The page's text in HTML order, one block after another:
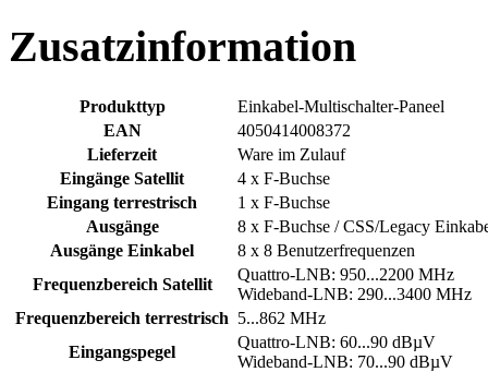
Zusatzinformation
Produkttyp
Einkabel-Multischalter-Paneel
EAN
4050414008372
Lieferzeit
Ware im Zulauf
Eingänge Satellit
4 x F-Buchse
Eingang terrestrisch
1 x F-Buchse
Ausgänge
8 x F-Buchse / CSS/Legacy
Ausgänge Einkabel
8 x 8 Benutzerfrequenzen
Frequenzbereich Satellit
Quattro-LNB: 950...2200 MHz
Wideband-LNB: 290...3400 MHz
Frequenzbereich terrestrisch 5...862 MHz
Eingangspegel
Quattro-LNB: 60...90 dBµV
Wideband-LNB: 70...90 dBµV